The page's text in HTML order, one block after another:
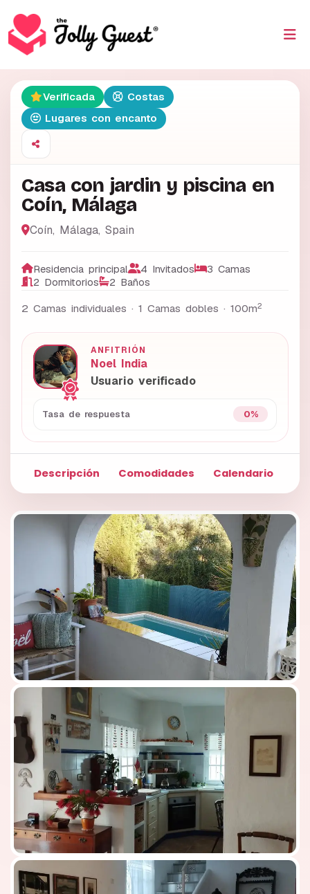
Verificada
Costas
Lugares con encanto
Casa con jardin y piscina en
Coín, Málaga
Coín, Málaga, Spain
Residencia principal 4 Invitados
3 Camas
2 Dormitorios
2 Baños
2 Camas individuales · 1 Camas dobles · 100m2
ANFITRIÓN
Noel India
Usuario verificado
Tasa de respuesta 0%
Descripción Comodidades Calendario